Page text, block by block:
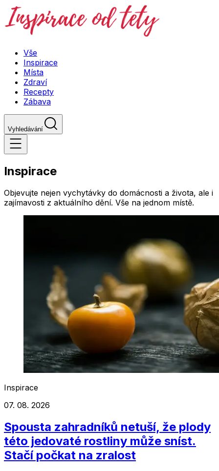
Vše
Inspirace
Místa
Zdraví
Recepty
Zábava
Vyhledávání
Inspirace
Objevujte nejen vychytávky do domácnosti a života, ale i
zajímavosti z aktuálního dění. Vše na jednom místě.
Inspirace
07. 08. 2026
Spousta zahradníků netuší, že plody
této jedovaté rostliny může sníst.
Stačí počkat na zralost